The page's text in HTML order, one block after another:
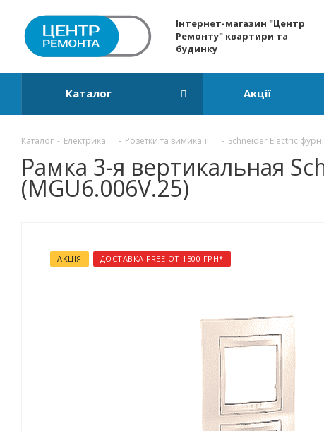
Інтернет-магазин "Центр
Ремонту" квартири та
будинку
Каталог Акції
Каталог - Електрика - Розетки та вимикачі - Schneider Electric
Рамка 3-я вертикальная
(MGU6.006V.25)
АКЦІЯ ДОСТАВКА FREE ОТ 1500 ГРН*